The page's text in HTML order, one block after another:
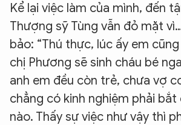
Kể lại việc làm của mình, đến
Thượng sỹ Tùng vẫn đỏ mặt
bảo: “Thú thực, lúc ấy em
chị Phương sẽ sinh cháu bé
anh em đều còn trẻ, chưa vợ
chẳng có kinh nghiệm phải
nào. Thấy sự việc như vậy thì